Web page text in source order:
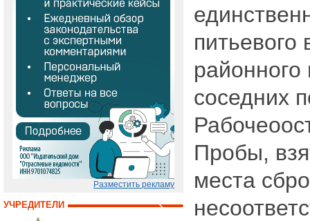
Разместить рекламу
УЧРЕДИТЕЛИ
питьевого
районного
соседних
Пробы,
места